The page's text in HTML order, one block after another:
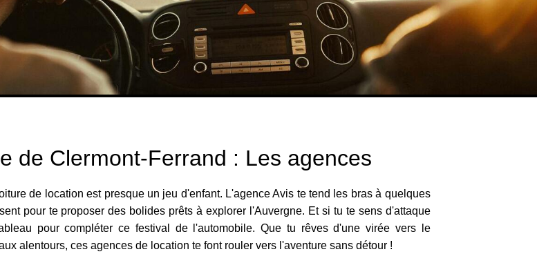
de Clermont-Ferrand : Les agences
de location est presque un jeu d'enfant. L'agence Avis te tend les bras à quelques
pour te proposer des bolides prêts à explorer l'Auvergne. Et si tu te sens d'attaque
pour compléter ce festival de l'automobile. Que tu rêves d'une virée vers le
alentours, ces agences de location te font rouler vers l'aventure sans détour !